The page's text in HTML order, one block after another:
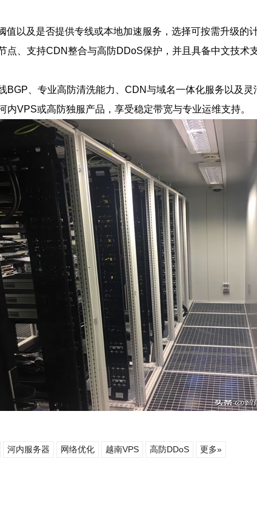
以及是否提供专线或本地加速服务，选择可按需升级的
点、支持CDN整合与高防DDoS保护，并且具备中文技
BGP、专业高防清洗能力、CDN与域名一体化服务以及
VPS或高防独服产品，享受稳定带宽与专业运维支持。
河内服务器 网络优化 越南VPS 高防DDoS 更多»